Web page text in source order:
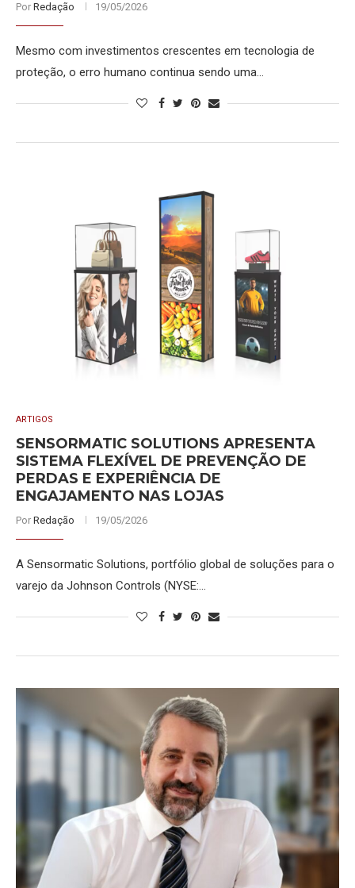
Por Redação 19/05/2026
Mesmo com investimentos crescentes em tecnologia de
proteção, o erro humano continua sendo uma…
ARTIGOS
SENSORMATIC SOLUTIONS APRESENTA
SISTEMA FLEXÍVEL DE PREVENÇÃO DE
PERDAS E EXPERIÊNCIA DE
ENGAJAMENTO NAS LOJAS
Por Redação 19/05/2026
A Sensormatic Solutions, portfólio global de soluções para o
varejo da Johnson Controls (NYSE:…